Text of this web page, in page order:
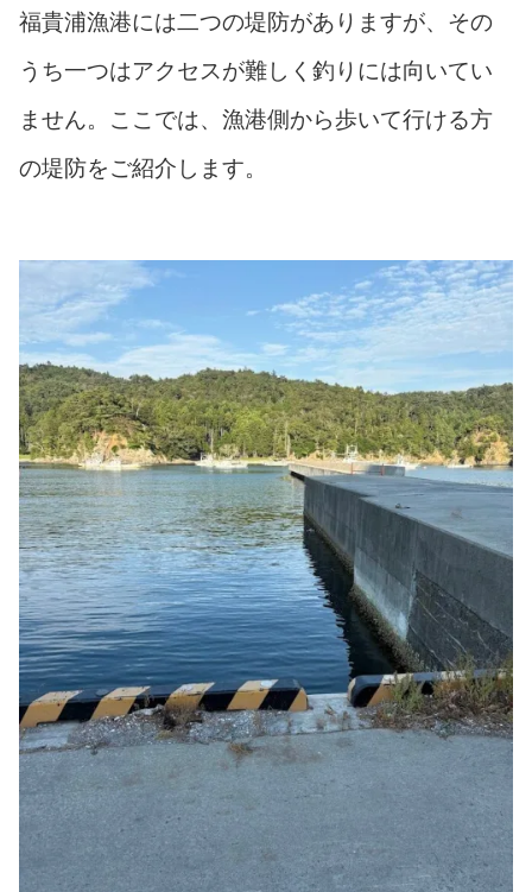
福貴浦漁港には二つの堤防がありますが、その
うち一つはアクセスが難しく釣りには向いてい
ません。ここでは、漁港側から歩いて行ける方
の堤防をご紹介します。